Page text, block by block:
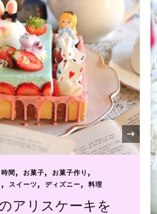
間 お菓子
お菓子作り
スイーツ 料理
まさんケー